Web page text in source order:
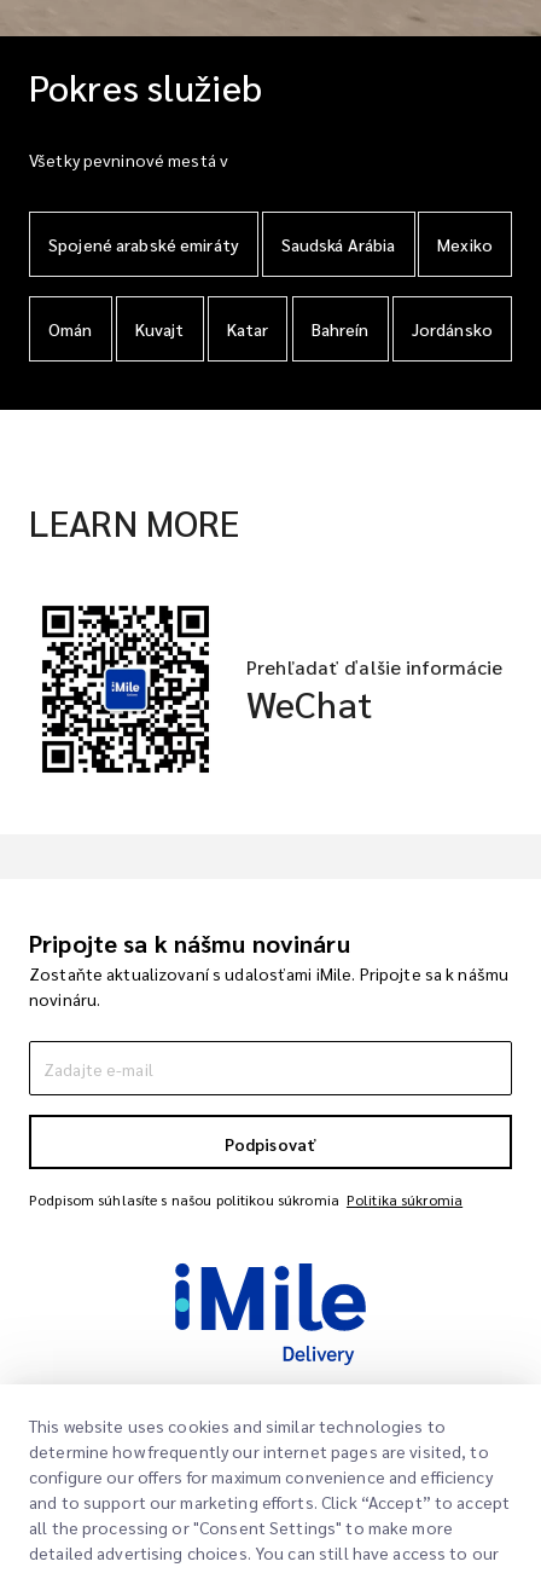
Pokres služieb
Všetky pevninové mestá v
Spojené arabské emiráty Saudská Arábia Mexiko
Omán Kuvajt Katar Bahreín Jordánsko
LEARN MORE
Prehľadať ďalšie informácie
WeChat
Pripojte sa k nášmu novináru
Zostaňte aktualizovaní s udalosťami iMile. Pripojte sa k nášmu
novináru.
Podpisovať
Podpisom súhlasíte s našou politikou súkromia Politika súkromia
Rýchle odkazy
Miesto kancelárie
Žiadať citáciu
Spoločnosť
O nás
Naše služby
This website uses cookies and similar technologies to
determine how frequently our internet pages are visited, to
configure our offers for maximum convenience and efficiency
and to support our marketing efforts. Click “Accept” to accept
all the processing or "Consent Settings" to make more
detailed advertising choices. You can still have access to our